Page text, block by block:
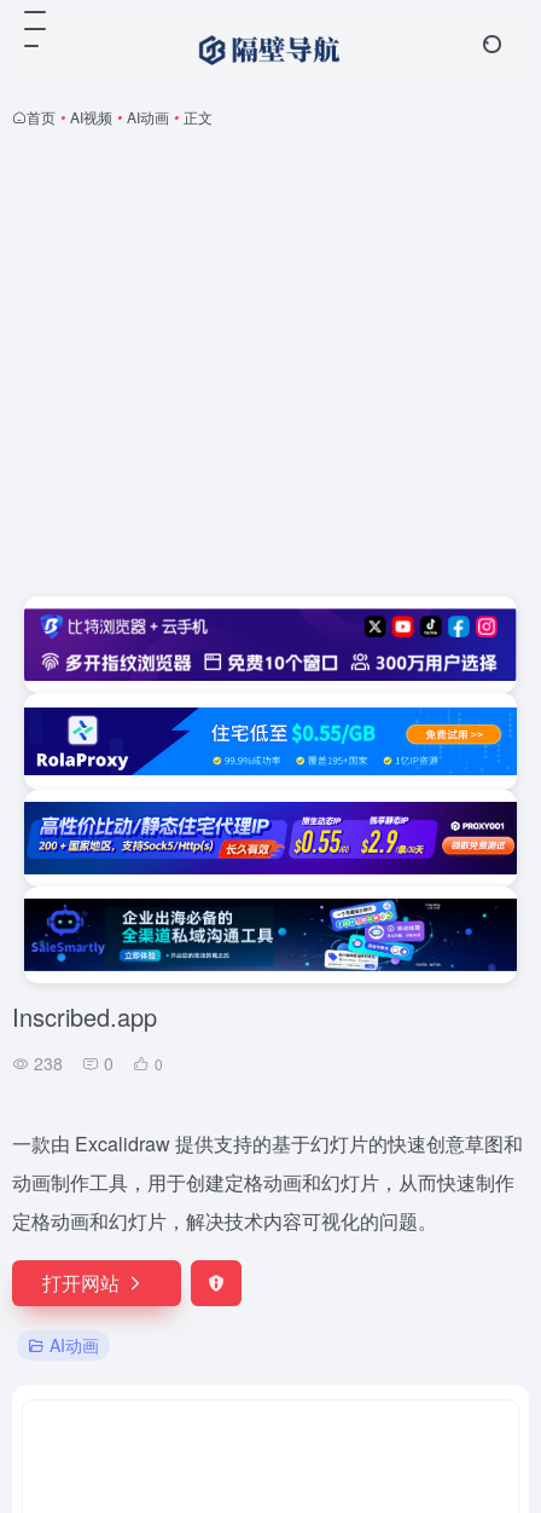
首页 • AI视频 • AI动画 • 正文
Inscribed.app
238 0 0
一款由 Excalidraw ​提供支持的基于幻灯片的快速创意草图和
动画制作工具，用于创建定格动画和幻灯片，从而快速制作
定格动画和幻灯片，解决技术内容可视化的问题。
打开网站
AI动画